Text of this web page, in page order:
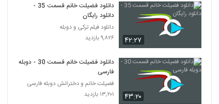
۴۲:۲۷
دانلود فضیلت خانم قسمت 35 -
دانلود رایگان
دانلود فیلم ترکی و دوبله
۹,۸۲۶ بازدید
۴۳:۲۰
دانلود فضیلت خانم قسمت 30 - دوبله
فارسی
فضیلت خانم و دخترانش دوبله فارسی
۱۳,۲۰۱ بازدید